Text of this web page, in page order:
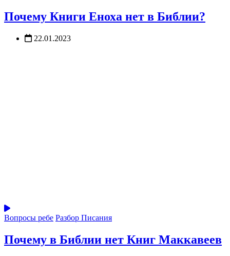
Почему Книги Еноха нет в Библии?
22.01.2023
Вопросы ребе Разбор Писания
Почему в Библии нет Книг Маккавеев